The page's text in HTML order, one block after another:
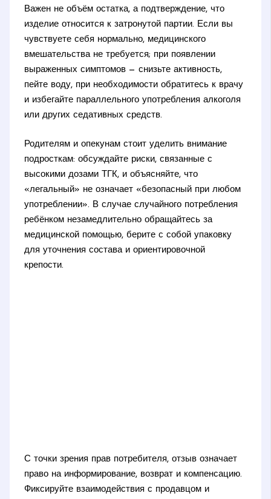
Важен не объём остатка, а подтверждение, что
изделие относится к затронутой партии. Если вы
чувствуете себя нормально, медицинского
вмешательства не требуется; при появлении
выраженных симптомов — снизьте активность,
пейте воду, при необходимости обратитесь к врачу
и избегайте параллельного употребления алкоголя
или других седативных средств.
Родителям и опекунам стоит уделить внимание
подросткам: обсуждайте риски, связанные с
высокими дозами ТГК, и объясняйте, что
«легальный» не означает «безопасный при любом
употреблении». В случае случайного потребления
ребёнком незамедлительно обращайтесь за
медицинской помощью, берите с собой упаковку
для уточнения состава и ориентировочной
крепости.
С точки зрения прав потребителя, отзыв означает
право на информирование, возврат и компенсацию.
Фиксируйте взаимодействия с продавцом и